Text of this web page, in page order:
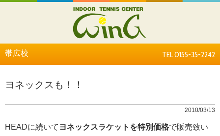
帯広校 TEL 0155-35-2242
ヨネックスも！！
2010/03/13
HEADに続いて ヨネックスラケットを特別価格で販売致い